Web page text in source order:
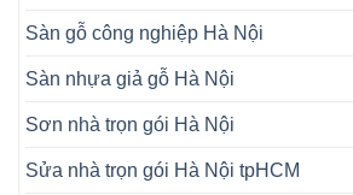
Sàn gỗ công nghiệp Hà Nội
Sàn nhựa giả gỗ Hà Nội
Sơn nhà trọn gói Hà Nội
Sửa nhà trọn gói Hà Nội tpHCM